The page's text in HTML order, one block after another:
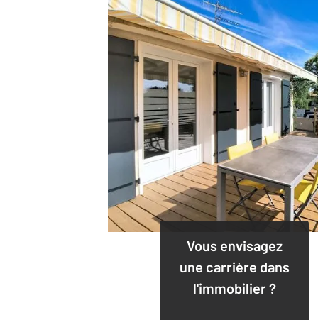
Vous envisagez
une carrière dans
l'immobilier ?